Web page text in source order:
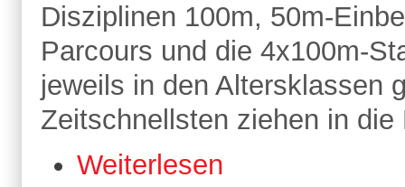
Disziplinen 100m, 50m-
Parcours und die 4x100m-
jeweils in den Altersklassen
Zeitschnellsten ziehen in die
Weiterlesen